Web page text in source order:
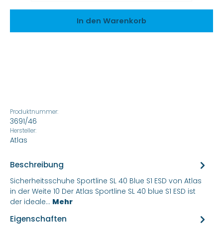
In den Warenkorb
Produktnummer:
3691/46
Hersteller:
Atlas
Beschreibung
Sicherheitsschuhe Sportline SL 40 Blue S1 ESD von Atlas
in der Weite 10 Der Atlas Sportline SL 40 blue S1 ESD ist
der ideale… Mehr
Eigenschaften